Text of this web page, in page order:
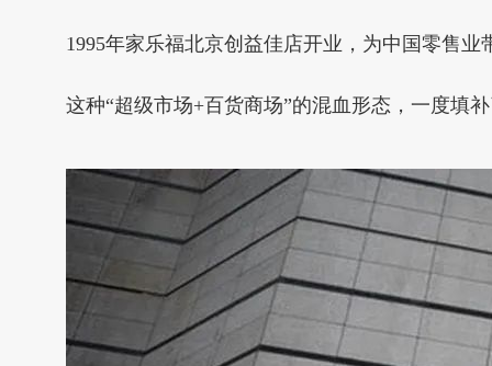
1995年家乐福北京创益佳店开业，为中国零售业
这种“超级市场+百货商场”的混血形态，一度填